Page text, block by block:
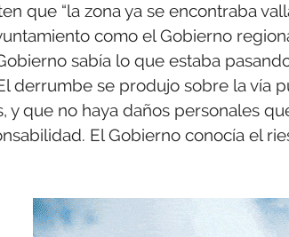
que “la zona ya se encontraba
como el Gobierno
sabía lo que estaba
derrumbe se produjo sobre la vía
y que no haya daños personales
El Gobierno conocía el